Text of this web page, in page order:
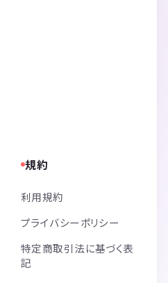
規約
利用規約
プライバシーポリシー
特定商取引法に基づく表
記